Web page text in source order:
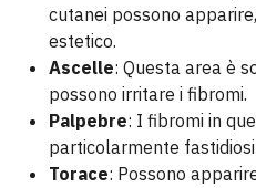
cutanei possono
estetico.
Ascelle: Questa area è
possono irritare i fibromi.
Palpebre: I fibromi in
particolarmente
Torace: Possono